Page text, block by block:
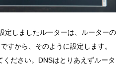
定しましたルーターは、ルーターの
すから、そのように設定します。
ください。DNSはとりあえずルータ